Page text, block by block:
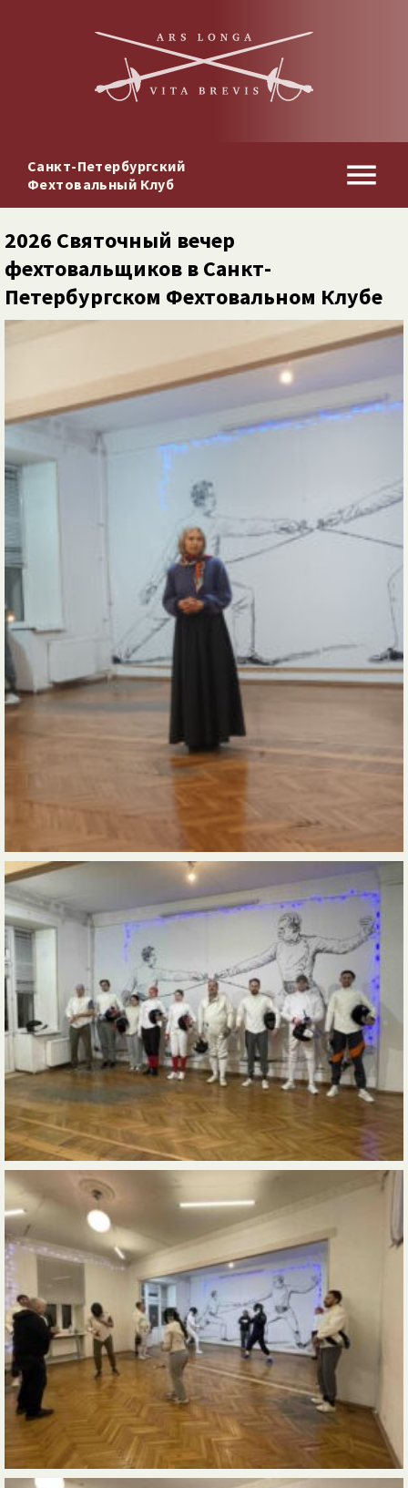
Санкт-Петербургский
Фехтовальный Клуб
2026 Святочный вечер
фехтовальщиков в Санкт-​
Петербургском Фехтовальном Клубе